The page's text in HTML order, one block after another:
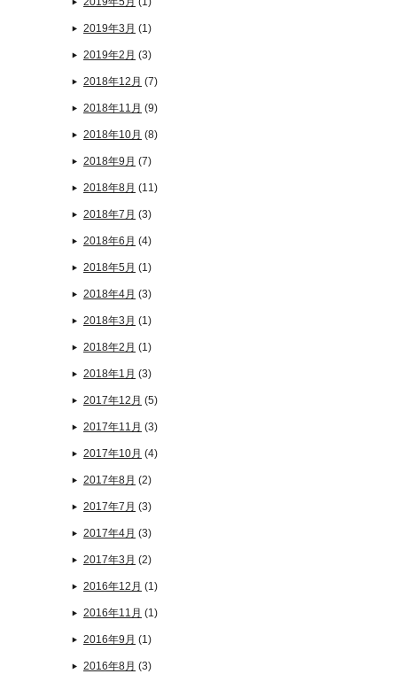
2019年3月 (1)
2019年2月 (3)
2018年12月 (7)
2018年11月 (9)
2018年10月 (8)
2018年9月 (7)
2018年8月 (11)
2018年7月 (3)
2018年6月 (4)
2018年5月 (1)
2018年4月 (3)
2018年3月 (1)
2018年2月 (1)
2018年1月 (3)
2017年12月 (5)
2017年11月 (3)
2017年10月 (4)
2017年8月 (2)
2017年7月 (3)
2017年4月 (3)
2017年3月 (2)
2016年12月 (1)
2016年11月 (1)
2016年9月 (1)
2016年8月 (3)